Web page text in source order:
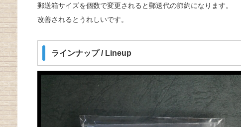
郵送箱サイズを個数で変更されると郵送代の節約になります。
改善されるとうれしいです。
ラインナップ / Lineup